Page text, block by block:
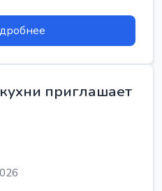
приглашает